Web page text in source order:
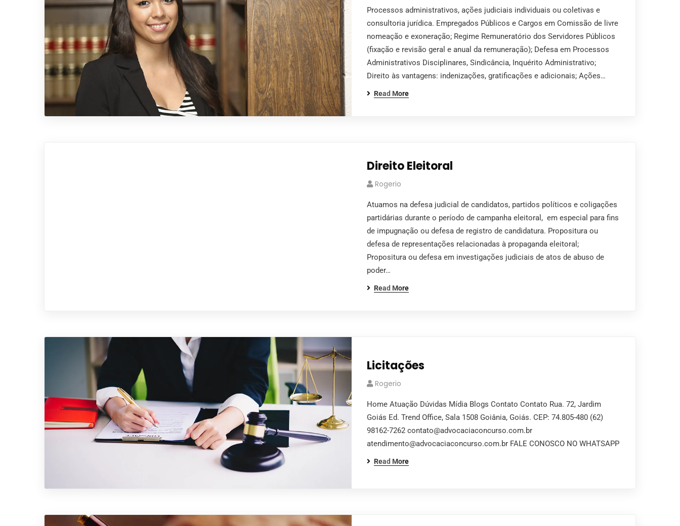
Processos administrativos, ações judiciais individuais ou coletivas e
consultoria jurídica. Empregados Públicos e Cargos em Comissão de livre
nomeação e exoneração; Regime Remuneratório dos Servidores Públicos
(fixação e revisão geral e anual da remuneração); Defesa em Processos
Administrativos Disciplinares, Sindicância, Inquérito Administrativo;
Direito às vantagens: indenizações, gratificações e adicionais; Ações…
Read More
Direito Eleitoral
Rogerio
Atuamos na defesa judicial de candidatos, partidos políticos e coligações
partidárias durante o período de campanha eleitoral, em especial para fins
de impugnação ou defesa de registro de candidatura. Propositura ou
defesa de representações relacionadas à propaganda eleitoral;
Propositura ou defesa em investigações judiciais de atos de abuso de
poder…
Read More
Licitações
Rogerio
Home Atuação Dúvidas Mídia Blogs Contato Contato Rua. 72, Jardim
Goiás Ed. Trend Office, Sala 1508 Goiânia, Goiás. CEP: 74.805-480 (62)
98162-7262 contato@advocaciaconcurso.com.br
atendimento@advocaciaconcurso.com.br FALE CONOSCO NO WHATSAPP
Read More